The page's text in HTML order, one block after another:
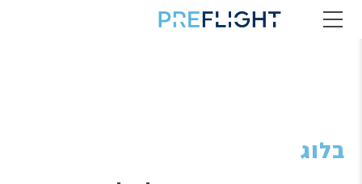
בלוג